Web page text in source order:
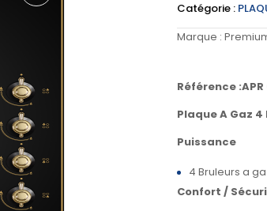
Catégorie :
Marque :
Référence :APR
Plaque A Gaz 4
Puissance
4 Bruleurs a
Confort /